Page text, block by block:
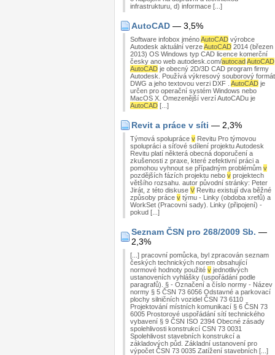
infrastrukturu, d) informace [...]
AutoCAD — 3,5%
Software infobox jménoAutoCAD výrobce
Autodesk aktuální verzeAutoCAD 2014 (březen
2013) OS Windows typ CAD licence komerční
česky ano web autodesk.com/autocadAutoCAD
AutoCAD je obecný 2D/3D CAD program firmy
Autodesk. Používá výkresový souborový formát
DWG a jeho textovou verzi DXF . AutoCAD je
určen pro operační systém Windows nebo
MacOS X. Omezenější verzí AutoCADu je
AutoCAD [...]
Revit a práce v síti — 2,3%
Týmová spolupráce v Revitu Pro týmovou
spolupráci a síťové sdílení projektu Autodesk
Revitu platí některá obecná doporučení a
zkušenosti z praxe, které zefektivní práci a
pomohou vyhnout se případným problémům v
pozdějších fázích projektu nebo v projektech
většího rozsahu. autor původní stránky: Peter
Jirát, z této diskuse V Revitu existují dva běžné
způsoby práce v týmu - Linky (obdoba xrefů) a
WorkSet (Pracovní sady). Linky (připojení) -
pokud [...]
Seznam ČSN pro 268/2009 Sb. —
2,3%
[...] pracovní pomůcka, byl zpracován seznam
českých technických norem obsahující
normové hodnoty použité v jednotlivých
ustanoveních vyhlášky (uspořádání podle
paragrafů). § - Označení a číslo normy - Název
normy § 5 ČSN 73 6056 Odstavné a parkovací
plochy silničních vozidel ČSN 73 6110
Projektování místních komunikací § 6 ČSN 73
6005 Prostorové uspořádání sítí technického
vybavení § 9 ČSN ISO 2394 Obecné zásady
spolehlivosti konstrukcí CSN 73 0031
Spolehlivost stavebních konstrukcí a
základových půd. Základní ustanovení pro
výpočet ČSN 73 0035 Zatížení stavebních [...]